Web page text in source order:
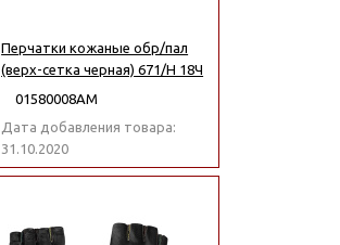
Перчатки кожаные обр/пал
(верх-сетка черная) 671/Н 18Ч
01580008АМ
Дата добавления товара:
31.10.2020